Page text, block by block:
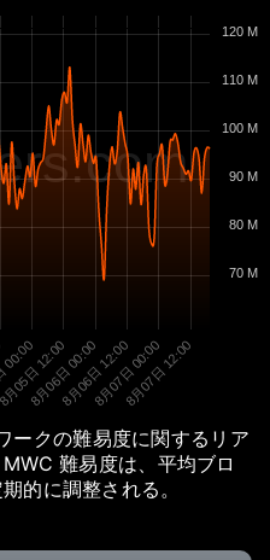
日 12:00
8月06日 00:00
8月06日 12:00
8月07日 00:00
8月07日 12:00
70 M
80 M
90 M
100 M
110 M
120 M
クの難易度に関するリア
難易度は、平均ブロ
的に調整される。